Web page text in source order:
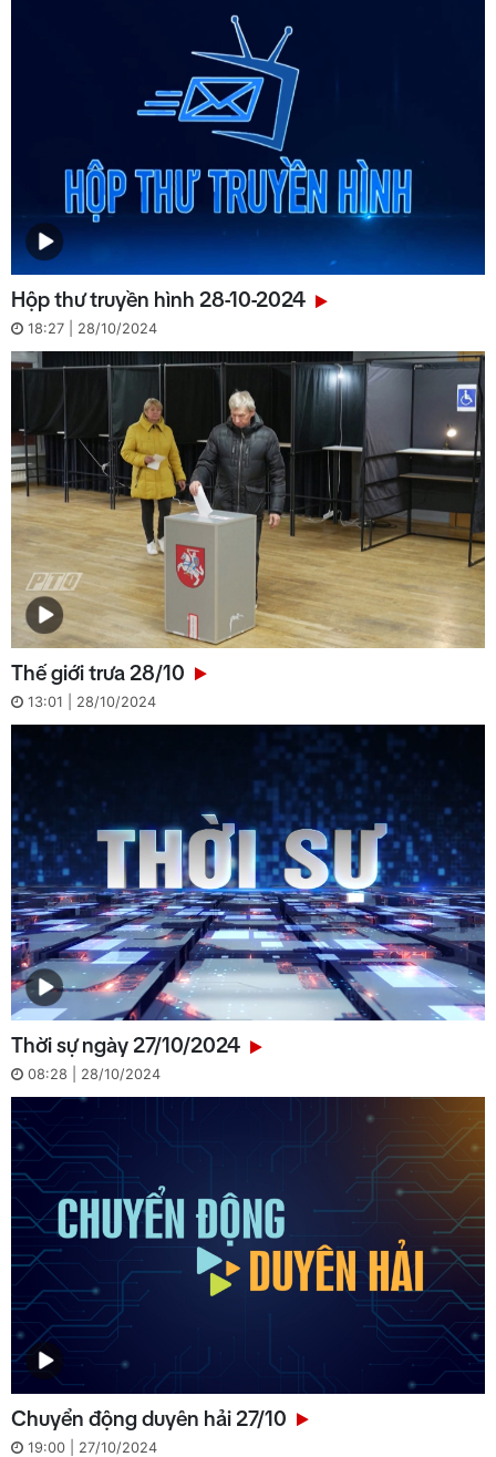
Hộp thư truyền hình 28-10-2024
18:27 | 28/10/2024
Thế giới trưa 28/10
13:01 | 28/10/2024
Thời sự ngày 27/10/2024
08:28 | 28/10/2024
Chuyển động duyên hải 27/10
19:00 | 27/10/2024